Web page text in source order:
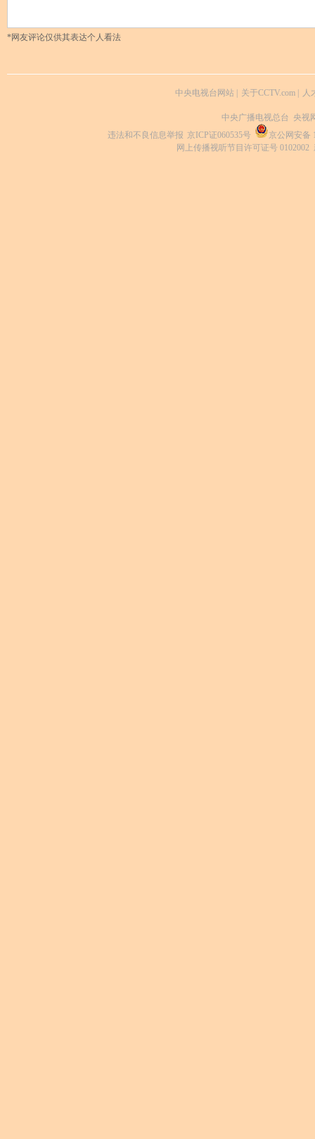
*网友评论仅供其表达个人看法
中央电视台网站 关于CCTV.com 人
中央广播电视总台 央视
违法和不良信息举报 京ICP证060535号
京公网安备
网上传播视听节目许可证号 0102002